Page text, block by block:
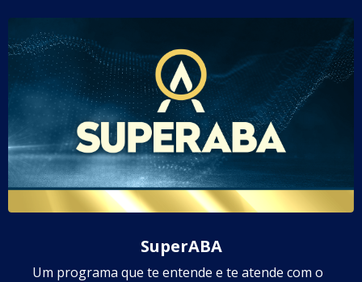
SuperABA
Um programa que te entende e te atende com o